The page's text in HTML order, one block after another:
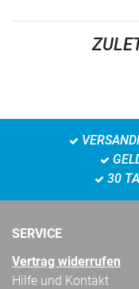
30
SERVICE
Vertrag widerrufen
Hilfe und Kontakt